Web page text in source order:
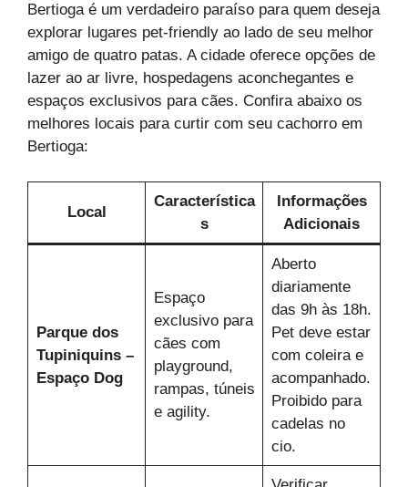
Bertioga é um verdadeiro paraíso para quem deseja
explorar lugares pet-friendly ao lado de seu melhor
amigo de quatro patas. A cidade oferece opções de
lazer ao ar livre, hospedagens aconchegantes e
espaços exclusivos para cães. Confira abaixo os
melhores locais para curtir com seu cachorro em
Bertioga:
Local
Característica
s
Informações
Adicionais
Parque dos
Tupiniquins –
Espaço Dog
Espaço
exclusivo para
cães com
playground,
rampas, túneis
e agility.
Aberto
diariamente
das 9h às 18h.
Pet deve estar
com coleira e
acompanhado.
Proibido para
cadelas no
cio.